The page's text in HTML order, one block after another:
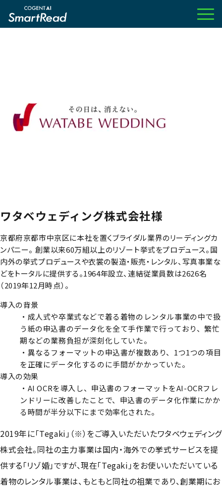
ワタベウェディング株式会社様
京都府京都市中京区に本社を置くブライダル業界のリーディングカ
ンパニー。 創業以来60万組以上のリゾート挙式をプロデュース。国
内外の挙式プロデュースや衣裳の製造・販売・レンタル、写真事業な
どをトータルに提供する。1964年設立、連結従業員数は2626名
（2019年12月時点）。
導入の背景
・成人式や卒業式などで着る着物のレンタル事業の中で扱
う紙の申込書のデータ化を全て手作業で行っており、繁忙
期などの業務負担が深刻化していた。
・異なるフォーマットの申込書が複数あり、1つ1つの項目
を正確にデータ化するのに手間がかかっていた。
導入の効果
・AI OCRを導入し、申込書のフォーマットをAI-OCRフレ
ンドリーに改善したことで、申込書のデータ化作業にかか
る時間が半分以下にまで効率化された。
2019年に「Tegaki」（※）をご導入いただいたワタベウェディング
株式会社。同社の主力事業は国内・海外での挙式サービスを提
供する「リゾ婚」ですが、現在「Tegaki」をお使いいただいている
着物のレンタル事業は、もともと同社の祖業であり、創業期にお